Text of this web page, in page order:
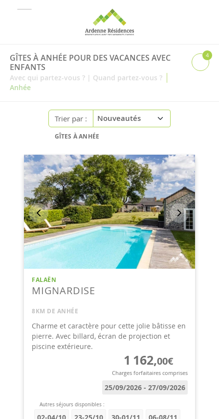
GÎTES À ANHÉE POUR DES VACANCES AVEC
ENFANTS
Avec qui partez-vous ? | Quand partez-vous ? |
Anhée
4
Trier par :
GÎTES À ANHÉE